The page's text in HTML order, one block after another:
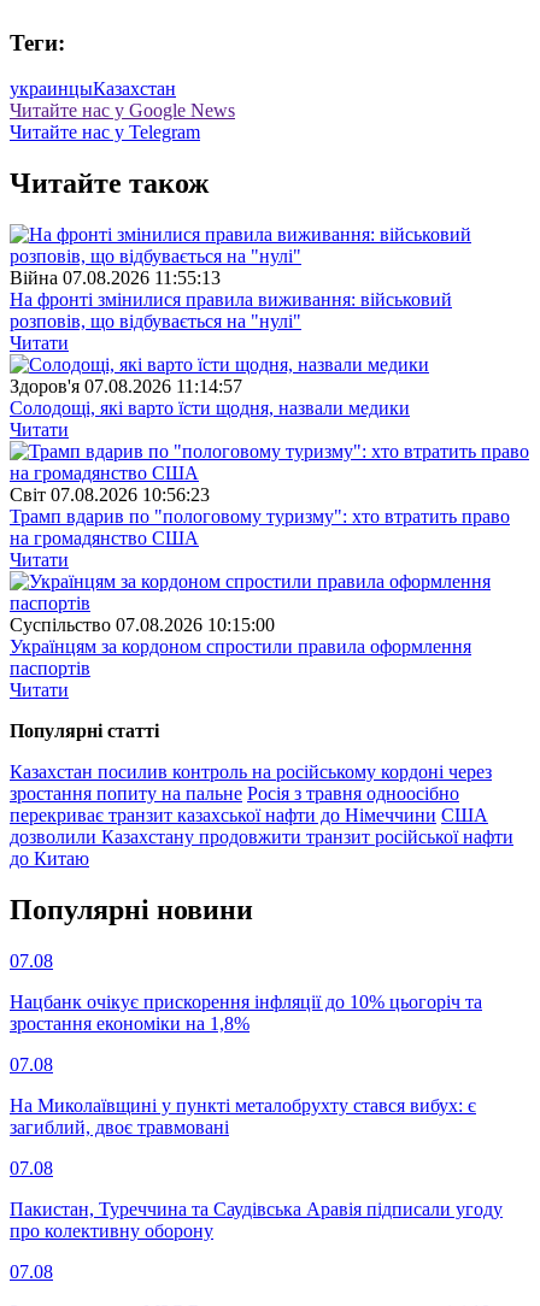
Теги:
украинцыКазахстан
Читайте нас у Google News
Читайте нас у Telegram
Читайте також
Війна 07.08.2026 11:55:13
На фронті змінилися правила виживання: військовий
розповів, що відбувається на "нулі"
Читати
Здоров'я 07.08.2026 11:14:57
Солодощі, які варто їсти щодня, назвали медики
Читати
Свiт 07.08.2026 10:56:23
Трамп вдарив по "пологовому туризму": хто втратить право
на громадянство США
Читати
Суспiльство 07.08.2026 10:15:00
Українцям за кордоном спростили правила оформлення
паспортів
Читати
Популярнi статтi
Казахстан посилив контроль на російському кордоні через
зростання попиту на пальне Росія з травня одноосібно
перекриває транзит казахської нафти до Німеччини США
дозволили Казахстану продовжити транзит російської нафти
до Китаю
Популярнi новини
07.08
Нацбанк очікує прискорення інфляції до 10% цьогоріч та
зростання економіки на 1,8%
07.08
На Миколаївщині у пункті металобрухту стався вибух: є
загиблий, двоє травмовані
07.08
Пакистан, Туреччина та Саудівська Аравія підписали угоду
про колективну оборону
07.08